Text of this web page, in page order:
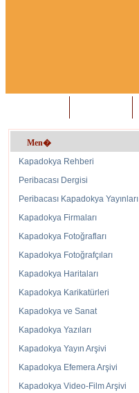
Men�
Kapadokya Rehberi
Peribacası Dergisi
Peribacası Kapadokya Yayınları
Kapadokya Firmaları
Kapadokya Fotoğrafları
Kapadokya Fotoğrafçıları
Kapadokya Haritaları
Kapadokya Karikatürleri
Kapadokya ve Sanat
Kapadokya Yazıları
Kapadokya Yayın Arşivi
Kapadokya Efemera Arşivi
Kapadokya Video-Film Arşivi